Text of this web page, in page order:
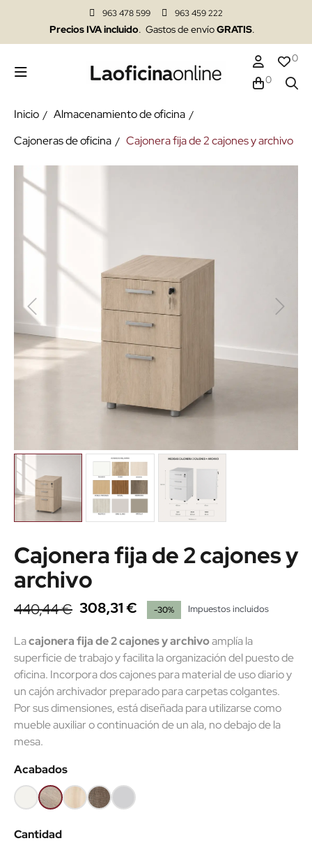
963 478 599 963 459 222
Precios IVA incluido. Gastos de envíoGRATIS.
0
0
Inicio
Almacenamiento de oficina
Cajoneras de oficina
Cajonera fija de 2 cajones y archivo
Cajonera fija de 2 cajones y
archivo
440,44 € 308,31 € -30% Impuestos incluidos
Lacajonera fija de 2 cajones y archivoamplía la
superficie de trabajo y facilita la organización del puesto de
oficina. Incorpora dos cajones para material de uso diario y
un cajón archivador preparado para carpetas colgantes.
Por sus dimensiones, está diseñada para utilizarse como
mueble auxiliar o continuación de un ala, no debajo de la
mesa.
Acabados
BlancoOlmo
claro
AcaciaNebraska
Gris
claro
Cantidad